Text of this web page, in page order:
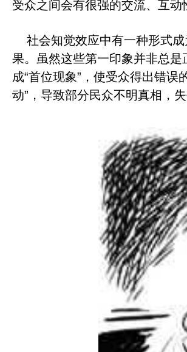
受众之间会有很强的交流、 互动
社会知觉效应中有一种形式成
果。虽然这些第一印象并非总
成“首位现象” ，使受众得出错误
动” ，导致部分民众不明真相，